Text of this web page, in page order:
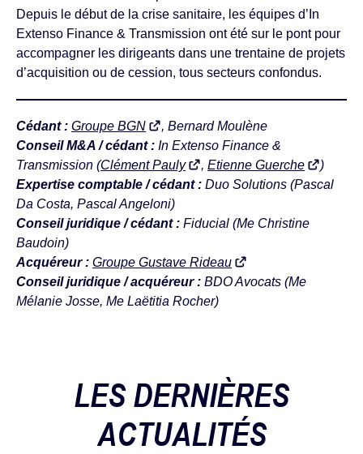
Depuis le début de la crise sanitaire, les équipes d’In
Extenso Finance & Transmission ont été sur le pont pour
accompagner les dirigeants dans une trentaine de projets
d’acquisition ou de cession, tous secteurs confondus.
Cédant : Groupe BGN
, Bernard Moulène
Conseil M&A / cédant : In Extenso Finance &
Transmission (Clément Pauly ,Etienne Guerche
)
Expertise comptable / cédant : Duo Solutions (Pascal
Da Costa, Pascal Angeloni)
Conseil juridique / cédant : Fiducial (Me Christine
Baudoin)
Acquéreur : Groupe Gustave Rideau
Conseil juridique / acquéreur : BDO Avocats (Me
Mélanie Josse, Me Laëtitia Rocher)
LES DERNIÈRES
ACTUALITÉS